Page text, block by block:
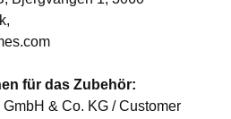
für das Zubehör:
& Co. KG / Customer